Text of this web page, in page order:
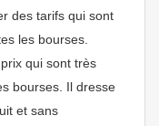
des tarifs qui sont
les bourses.
qui sont très
bourses. Il dresse
et sans